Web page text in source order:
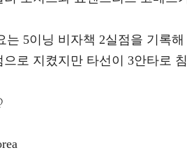
는 5이닝 비자책 2실점을 기록
로 지켰지만 타선이 3안타로